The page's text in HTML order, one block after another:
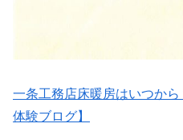
一条工務店床暖房はいつか
体験ブログ】